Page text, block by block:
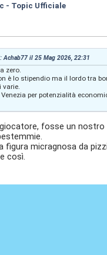
- Topic Ufficiale
Achab77 il 25 Mag 2026, 22:31
zero.
è lo stipendio ma il lordo tra
varie.
per potenzialità
fosse un
figura micragnosa da
così.